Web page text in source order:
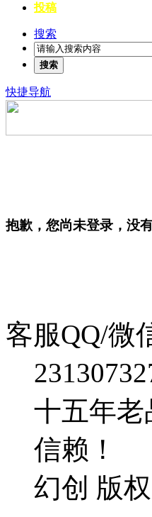
投稿
搜索
搜索
快捷导航
抱歉，您尚未登录，没
客服QQ/微
十五年
信赖！
幻创 版权